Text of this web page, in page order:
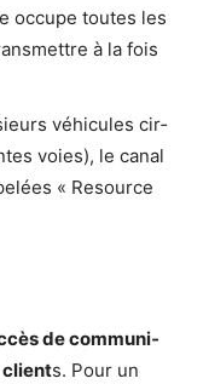
occupe toutes les
à la fois
véhi­cules cir­
voies), le canal
« Resource
de com­mu­ni­
clients. Pour un